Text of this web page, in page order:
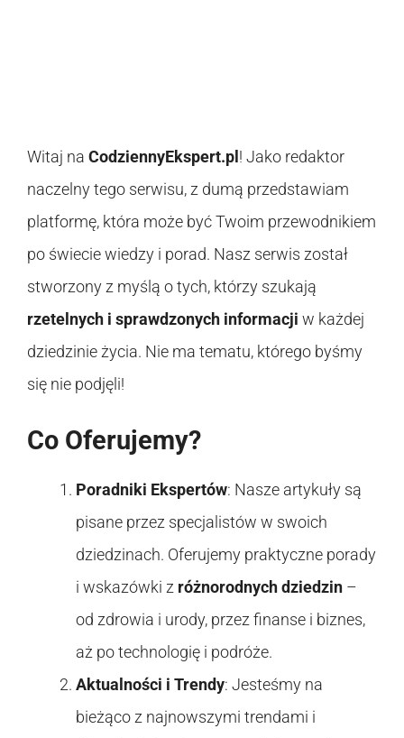
Witaj na CodziennyEkspert.pl! Jako redaktor
naczelny tego serwisu, z dumą przedstawiam
platformę, która może być Twoim przewodnikiem
po świecie wiedzy i porad. Nasz serwis został
stworzony z myślą o tych, którzy szukają
rzetelnych i sprawdzonych informacji w każdej
dziedzinie życia. Nie ma tematu, którego byśmy
się nie podjęli!
Co Oferujemy?
Poradniki Ekspertów: Nasze artykuły są
pisane przez specjalistów w swoich
dziedzinach. Oferujemy praktyczne porady
i wskazówki z różnorodnych dziedzin –
od zdrowia i urody, przez finanse i biznes,
aż po technologię i podróże.
Aktualności i Trendy: Jesteśmy na
bieżąco z najnowszymi trendami i